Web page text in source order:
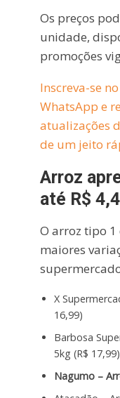
Os preços
unidade,
promoções
Inscreva-se
WhatsApp e
atualizações
de um jeito
Arroz
até R$
O arroz tipo
maiores
X
16,99)
Barbosa
5kg (R$ 17,99)
Nagumo –